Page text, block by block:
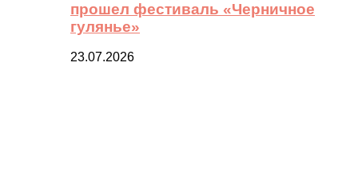
прошел фестиваль «Черничное
гулянье»
23.07.2026